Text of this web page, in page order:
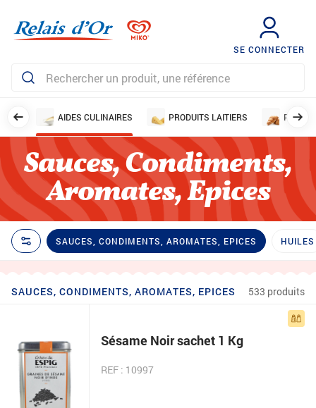
SE CONNECTER
AIDES CULINAIRES PRODUITS LAITIERS PAINS
Sauces, Condiments,
Aromates, Epices
SAUCES, CONDIMENTS, AROMATES, EPICES HUILES
SAUCES, CONDIMENTS, AROMATES, EPICES 533 produits
Sésame Noir sachet 1 Kg
REF : 10997